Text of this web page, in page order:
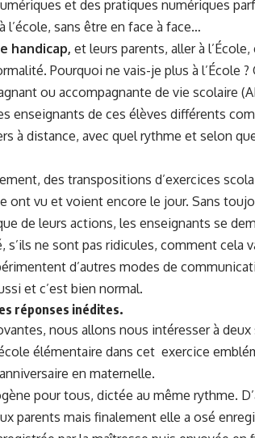
et des pratiques numériques
l’école, sans être en face à face…
handicap, et leurs parents, aller à
Pourquoi ne vais-je plus à l’École
ou accompagnante de vie scolaire
enseignants de ces élèves différents
à distance, avec quel rythme et selon
des transpositions d’exercices
ont vu et voient encore le jour. Sans
de leurs actions, les enseignants se
s’ils ne sont pas ridicules, comment cela
d’autres modes de
et c’est bien normal.
réponses inédites.
nous allons nous intéresser à
élémentaire dans cet exercice
en maternelle.
pour tous, dictée au même rythme.
parents mais finalement elle a osé